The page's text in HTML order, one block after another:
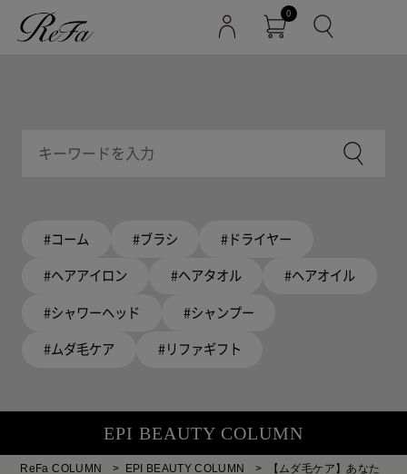
0
#コーム #ブラシ #ドライヤー
#ヘアアイロン #ヘアタオル #ヘアオイル
#シャワーヘッド #シャンプー
#ムダ毛ケア #リファギフト
EPI BEAUTY COLUMN
ReFa COLUMN > EPI BEAUTY COLUMN >
【ムダ毛ケア】あなた